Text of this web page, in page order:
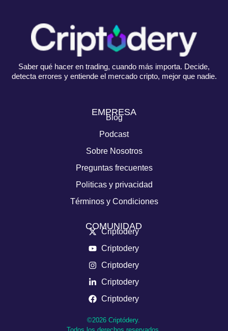
Saber qué hacer en trading, cuando más importa. Decide,
detecta errores y entiende el mercado cripto, mejor que nadie.
EMPRESA
Blog
Podcast
Sobre Nosotros
Preguntas frecuentes
Politicas y privacidad
Términos y Condiciones
COMUNIDAD
Criptodery
Criptodery
Criptodery
Criptodery
Criptodery
©2026 Criptódery.